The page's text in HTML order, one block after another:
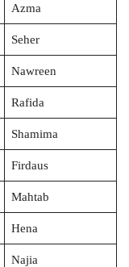
Azma
Seher
Nawreen
Rafida
Shamima
Firdaus
Mahtab
Hena
Najia